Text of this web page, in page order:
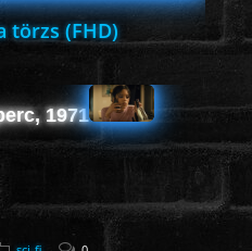
törzs (FHD)
1971